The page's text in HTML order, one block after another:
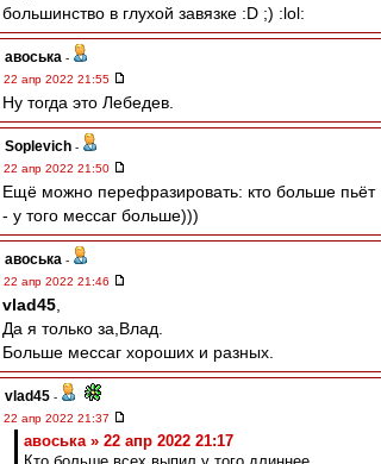
большинство в глухой завязке :D ;) :lol:
авоська -
22 апр 2022 21:55
Ну тогда это Лебедев.
Soplevich -
22 апр 2022 21:50
Ещё можно перефразировать: кто больше пьёт
- у того мессаг больше)))
авоська -
22 апр 2022 21:46
vlad45
Да я только за,Влад.
Больше мессаг хороших и разных.
vlad45 -
22 апр 2022 21:37
авоська » 22 апр 2022 21:17